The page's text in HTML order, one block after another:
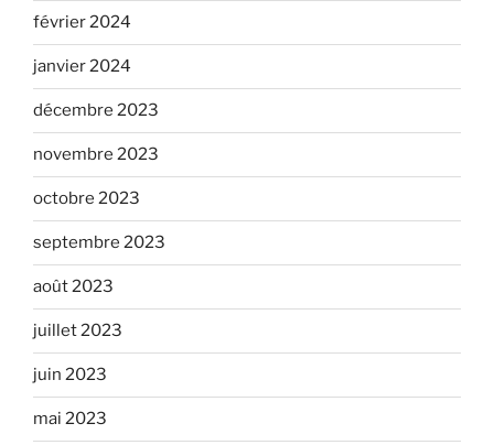
février 2024
janvier 2024
décembre 2023
novembre 2023
octobre 2023
septembre 2023
août 2023
juillet 2023
juin 2023
mai 2023